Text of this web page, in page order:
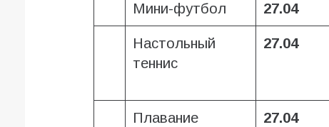
Мини-футбол 27.04
Настольный
теннис
27.04
Плавание 27.04